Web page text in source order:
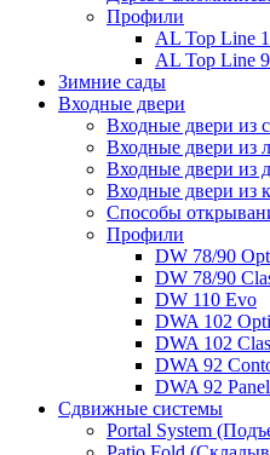
Профили
AL Top Line
AL Top Line
Зимние сады
Входные двери
Входные двери из
Входные двери из
Входные двери из
Входные двери из
Способы
Профили
DW 78/90
DW 78/90
DW 110 Evo
DWA 102
DWA 102
DWA 92
DWA 92 Panel
Сдвижные системы
Portal System